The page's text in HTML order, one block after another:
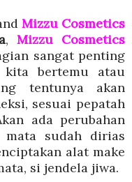
Mizzu Cosmetics
, Mizzu Cosmetics
sangat penting
bertemu atau
tentunya akan
sesuai pepatah
ada perubahan
sudah dirias
alat make
si jendela jiwa.